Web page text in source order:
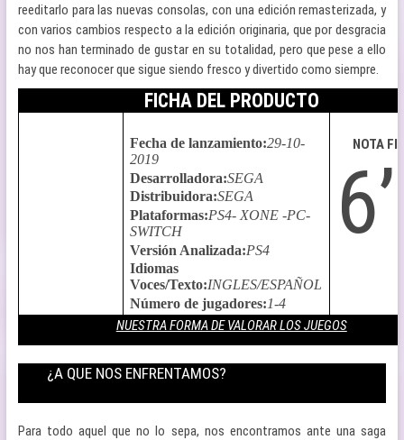
reeditarlo para las nuevas consolas, con una edición remasterizada, y
con varios cambios respecto a la edición originaria, que por desgracia
no nos han terminado de gustar en su totalidad, pero que pese a ello
hay que reconocer que sigue siendo fresco y divertido como siempre.
FICHA DEL PRODUCTO
Fecha de lanzamiento:29-10-
2019
Desarrolladora:SEGA
Distribuidora:SEGA
Plataformas:PS4- XONE -PC-
SWITCH
Versión Analizada:PS4
Idiomas
Voces/Texto:INGLES/ESPAÑOL
Número de jugadores:1-4
NOTA
NUESTRA FORMA DE VALORAR LOS JUEGOS
¿A QUE NOS ENFRENTAMOS?
Para todo aquel que no lo sepa, nos encontramos ante una saga